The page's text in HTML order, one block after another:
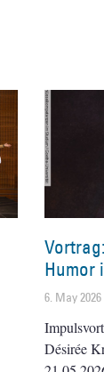
Humor
6. May 2026
Désirée